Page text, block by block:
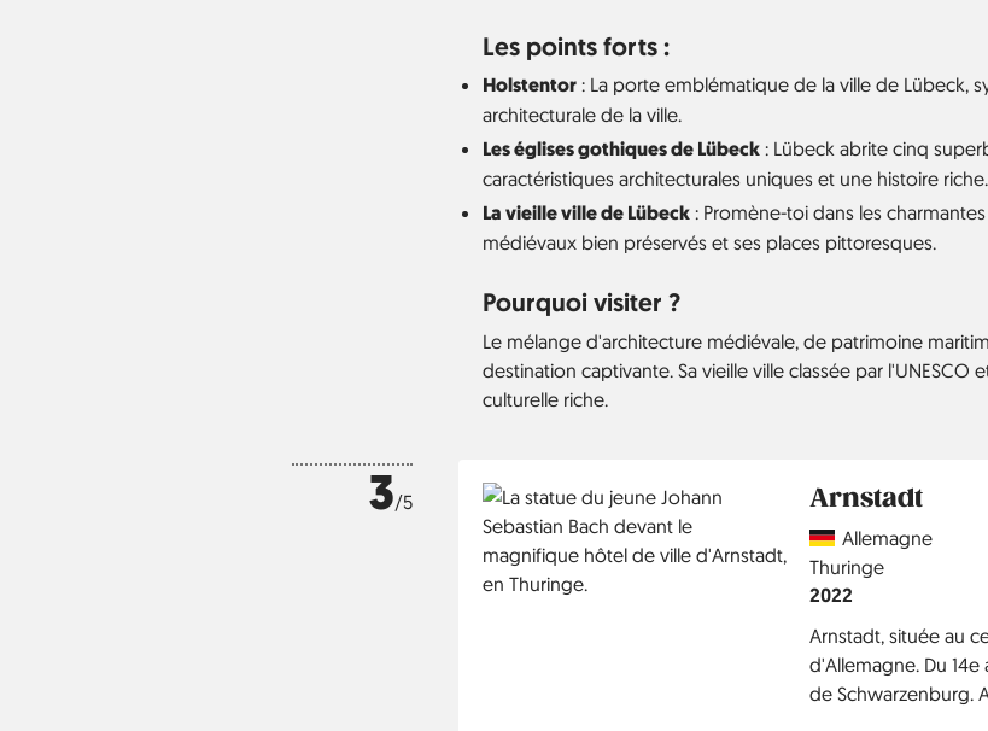
Les points forts :
Holstentor: La porte emblématique de la ville de Lübeck,
architecturale de la ville.
Les églises gothiques de Lübeck: Lübeck abrite cinq
caractéristiques architecturales uniques et une histoire riche.
La vieille ville de Lübeck: Promène-toi dans les
médiévaux bien préservés et ses places pittoresques.
Pourquoi visiter ?
Le mélange d'architecture médiévale, de patrimoine
destination captivante. Sa vieille ville classée par
culturelle riche.
3/5 Arnstadt
CountryAllemagne
Région
Thuringe
Année
2022
Arnstadt, située au
d'Allemagne. Du
de Schwarzenburg.